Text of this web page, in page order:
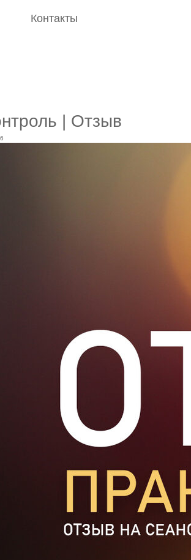
Контакты
| Отзыв